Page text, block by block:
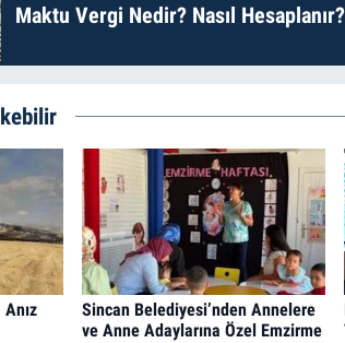
Maktu Vergi Nedir? Nasıl Hesaplanır?
Sincan Belediyesi’nden Annelere
ve Anne Adaylarına Özel Emzirme